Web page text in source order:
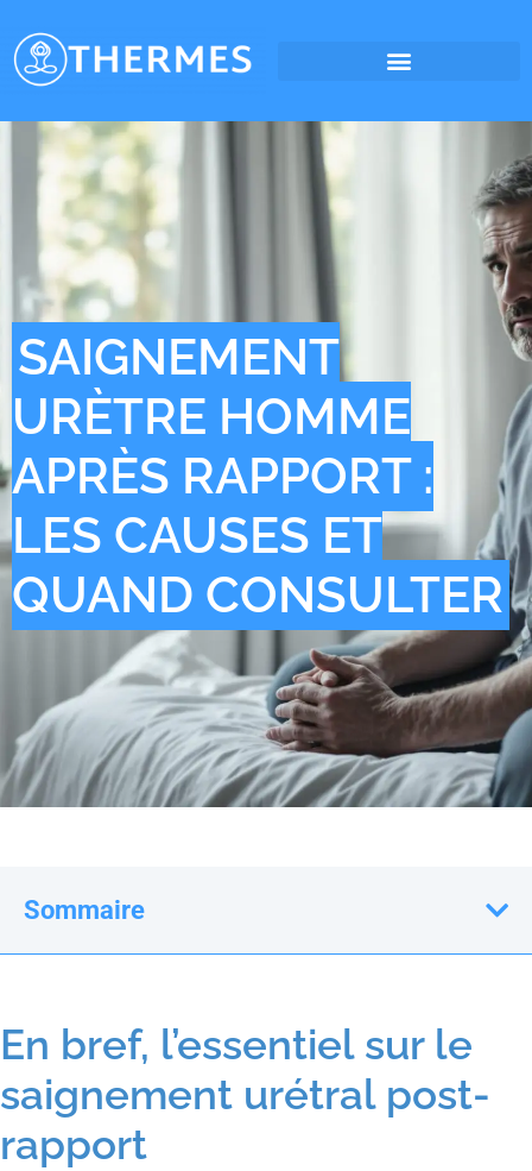
SAIGNEMENT
URÈTRE HOMME
APRÈS RAPPORT :
LES CAUSES ET
QUAND CONSULTER
Sommaire
En bref, l’essentiel sur le
saignement urétral post-
rapport